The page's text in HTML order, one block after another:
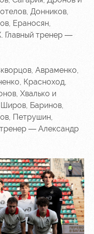
Донников,
Ераносян,
Главный тренер —
Авраменко,
Красноход,
Хвалько и
Широв, Баринов,
Петрушин,
— Александр